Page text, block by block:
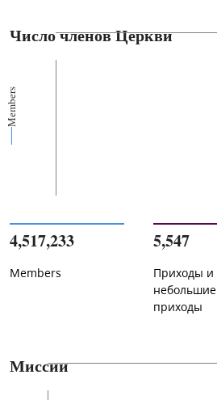
Число членов Церкви
Members
4,517,233
Members
5,547
Приходы и
небольшие
приходы
Миссии